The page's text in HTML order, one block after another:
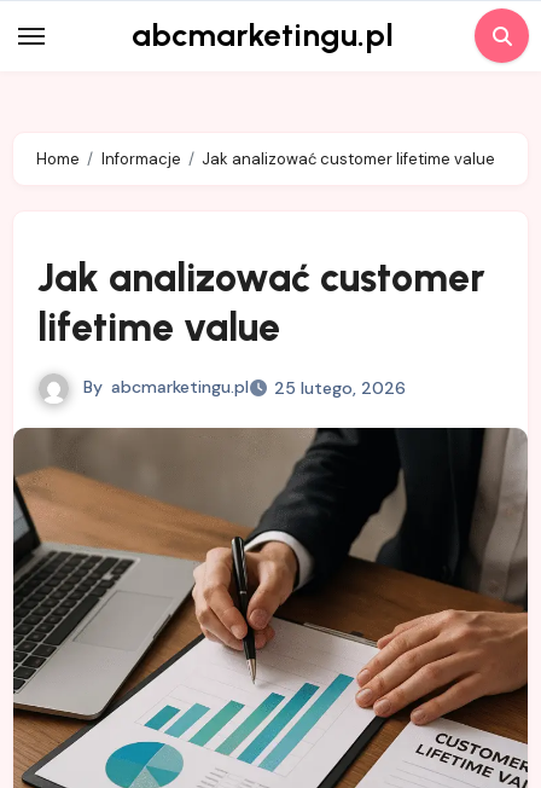
to
abcmarketingu.pl
Home Informacje Jak analizować customer lifetime value
Jak analizować customer
lifetime value
By abcmarketingu.pl 25 lutego, 2026